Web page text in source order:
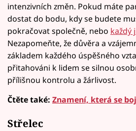
intenzivních změn. Pokud máte
dostat do bodu, kdy se budete
pokračovat společně, nebo každý
Nezapomeňte, že důvěra a
základem každého úspěšného
přitahováni k lidem se silnou
přílišnou kontrolu a žárlivost.
Čtěte také: Znamení, která se
Střelec